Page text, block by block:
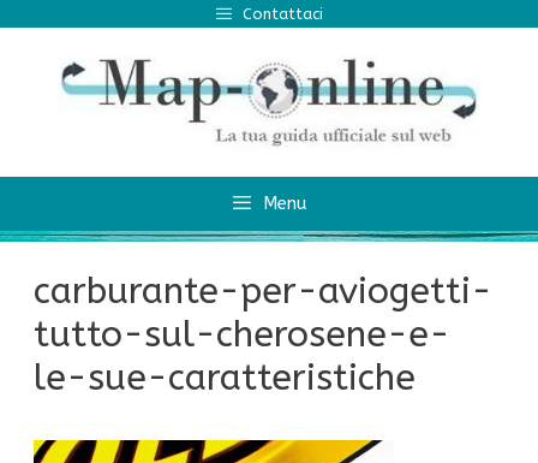
contenuto
Contattaci
Menu
carburante-per-aviogetti-
tutto-sul-cherosene-e-
le-sue-caratteristiche